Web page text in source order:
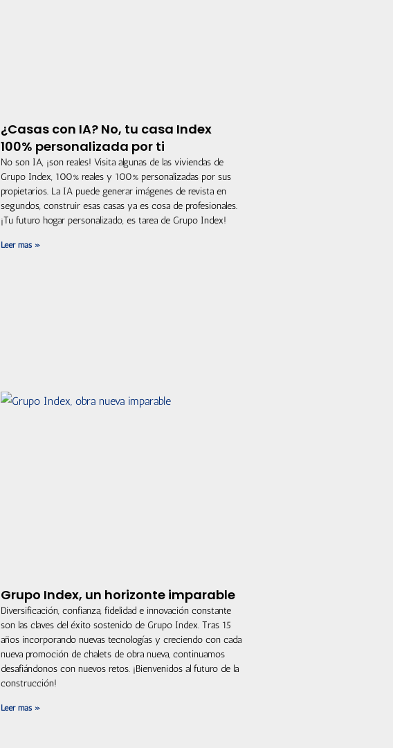
¿Casas con IA? No, tu casa Index
100% personalizada por ti
No son IA, ¡son reales! Visita algunas de las viviendas de
Grupo Index, 100% reales y 100% personalizadas por sus
propietarios. La IA puede generar imágenes de revista en
segundos, construir esas casas ya es cosa de profesionales.
¡Tu futuro hogar personalizado, es tarea de Grupo Index!
Leer más »
Grupo Index, un horizonte imparable
Diversificación, confianza, fidelidad e innovación constante
son las claves del éxito sostenido de Grupo Index. Tras 15
años incorporando nuevas tecnologías y creciendo con cada
nueva promoción de chalets de obra nueva, continuamos
desafiándonos con nuevos retos. ¡Bienvenidos al futuro de la
construcción!
Leer más »